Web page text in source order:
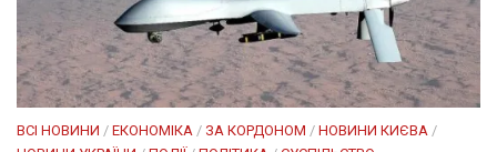
ВСІ НОВИНИ / ЕКОНОМІКА / ЗА КОРДОНОМ / НОВИНИ КИЄВА /